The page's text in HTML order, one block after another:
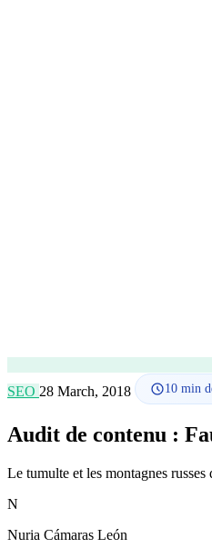
SEO 28 March, 2018 10 min
Audit de contenu :
Le tumulte et les montagnes
N
Nuria Cámaras León